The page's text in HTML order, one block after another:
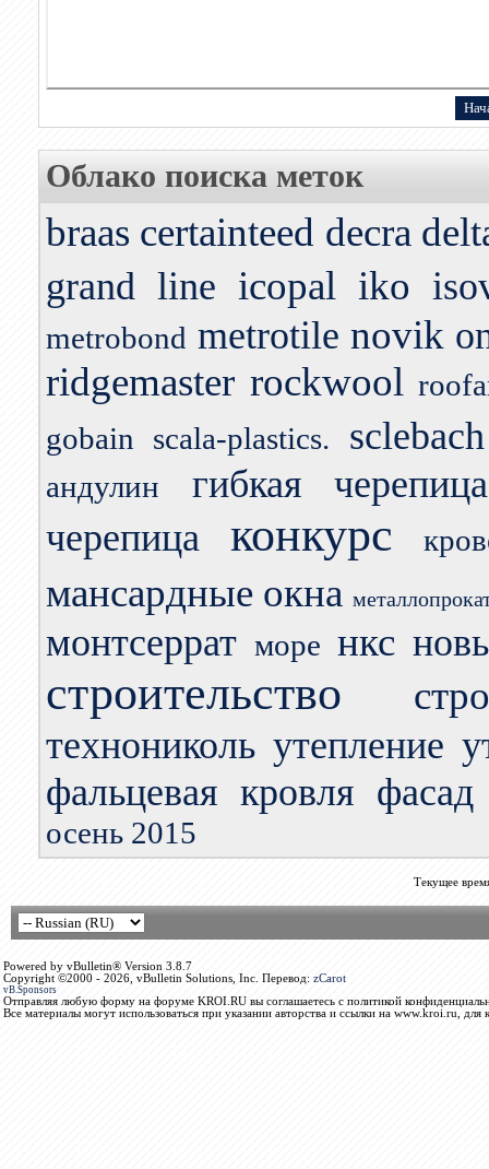
Облако поиска меток
braas certainteed decra
grand line icopal iko
metrobond metrotile novik
ridgemaster rockwool
gobain
scala-plastics. sclebach
андулин
гибкая черепица
черепица
конкурс
мансардные окна
монтсеррат море нкс
строительство
технониколь утепление
фальцевая кровля фасад
осень 2015
Текущее
Powered by vBulletin® Version 3.8.7
Copyright ©2000 - 2026, vBulletin Solutions, Inc. Перевод: zCarot
vB.Sponsors
Отправляя любую форму на форуме KROI.RU вы соглашаетесь с политикой
Все материалы могут использоваться при указании авторства и ссылки на www.kroi.ru, для